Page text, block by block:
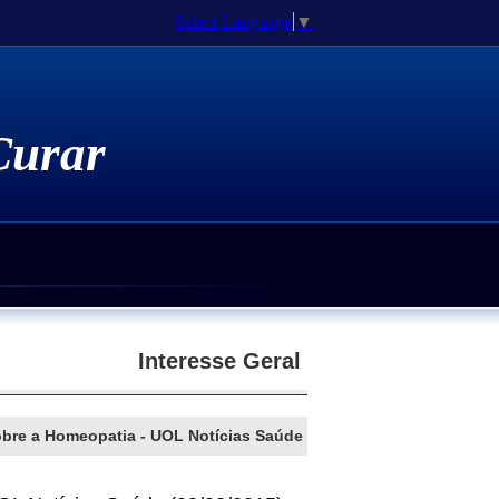
Select Language ▼
Espiritualidade
Doutorado / Pós-Doutorado
Interesse Geral
a Homeopatia - UOL Notícias Saúde